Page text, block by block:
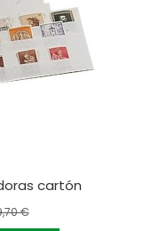
cartón
€